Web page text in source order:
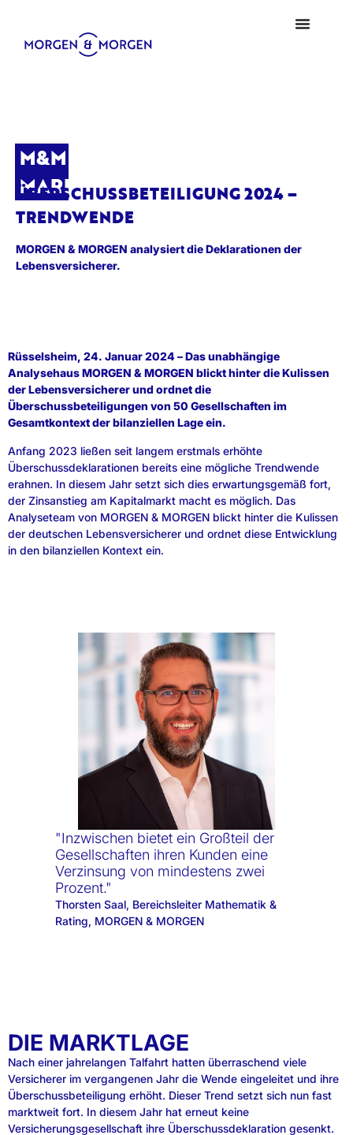
M&M
MARKTBLICK
ÜBERSCHUSSBETEILIGUNG 2024 –
TRENDWENDE
MORGEN & MORGEN analysiert die Deklarationen der
Lebensversicherer.
Rüsselsheim, 24. Januar 2024 – Das unabhängige
Analysehaus MORGEN & MORGEN blickt hinter die Kulissen
der Lebensversicherer und ordnet die
Überschussbeteiligungen von 50 Gesellschaften im
Gesamtkontext der bilanziellen Lage ein.
Anfang 2023 ließen seit langem erstmals erhöhte
Überschussdeklarationen bereits eine mögliche Trendwende
erahnen. In diesem Jahr setzt sich dies erwartungsgemäß fort,
der Zinsanstieg am Kapitalmarkt macht es möglich. Das
Analyseteam von MORGEN & MORGEN blickt hinter die Kulissen
der deutschen Lebensversicherer und ordnet diese Entwicklung
in den bilanziellen Kontext ein.
"Inzwischen bietet ein Großteil der
Gesellschaften ihren Kunden eine
Verzinsung von mindestens zwei
Prozent."
Thorsten Saal, Bereichsleiter Mathematik &
Rating, MORGEN & MORGEN
DIE MARKTLAGE
Nach einer jahrelangen Talfahrt hatten überraschend viele
Versicherer im vergangenen Jahr die Wende eingeleitet und ihre
Überschussbeteiligung erhöht. Dieser Trend setzt sich nun fast
marktweit fort. In diesem Jahr hat erneut keine
Versicherungsgesellschaft ihre Überschussdeklaration gesenkt.